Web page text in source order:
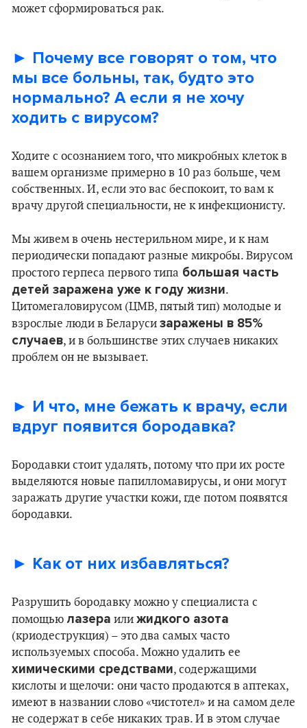
может сформироваться рак.
► Почему все говорят о том, что
мы все больны, так, будто это
нормально? А если я не хочу
ходить с вирусом?
Ходите с осознанием того, что микробных клеток в
вашем организме примерно в 10 раз больше, чем
собственных. И, если это вас беспокоит, то вам к
врачу другой специальности, не к инфекционисту.
Мы живем в очень нестерильном мире, и к нам
периодически попадают разные микробы. Вирусом
простого герпеса первого типа большая часть
детей заражена уже к году жизни.
Цитомегаловирусом (ЦМВ, пятый тип) молодые и
взрослые люди в Беларуси заражены в 85%
случаев, и в большинстве этих случаев никаких
проблем он не вызывает.
► И что, мне бежать к врачу, если
вдруг появится бородавка?
Бородавки стоит удалять, потому что при их росте
выделяются новые папилломавирусы, и они могут
заражать другие участки кожи, где потом появятся
бородавки.
► Как от них избавляться?
Разрушить бородавку можно у специалиста с
помощью лазера или жидкого азота
(криодеструкция) – это два самых часто
используемых способа. Можно удалить ее
химическими средствами, содержащими
кислоты и щелочи: они часто продаются в аптеках,
имеют в названии слово «чистотел» и на самом деле
не содержат в себе никаких трав. И в этом случае